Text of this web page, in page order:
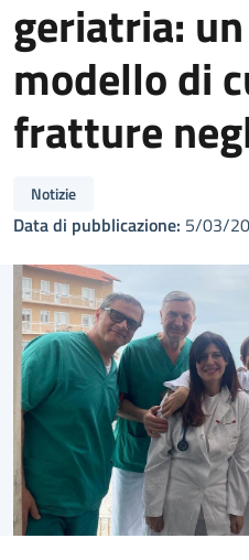
geriatria:
modello di
fratture
Notizie
Data di pubblicazione: 5/03/